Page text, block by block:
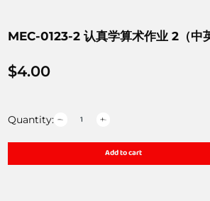
MEC-0123-2 认真学算术作业 2（中
$4.00
Quantity:
Add to cart